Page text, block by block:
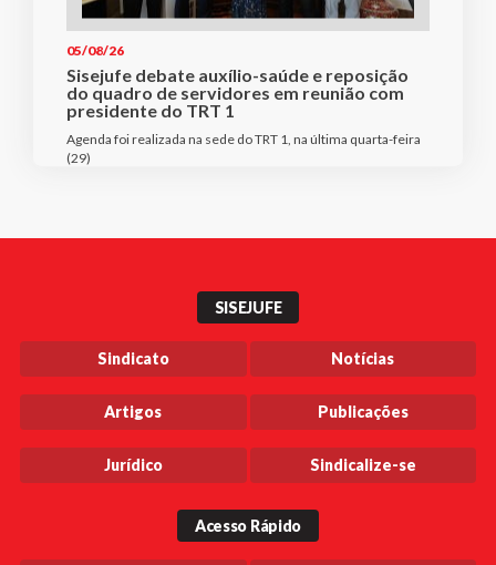
05/08/26
Sisejufe debate auxílio-saúde e reposição
do quadro de servidores em reunião com
presidente do TRT 1
Agenda foi realizada na sede do TRT 1, na última quarta-feira
(29)
SISEJUFE
Sindicato Notícias
Artigos Publicações
Jurídico Sindicalize-se
Acesso Rápido